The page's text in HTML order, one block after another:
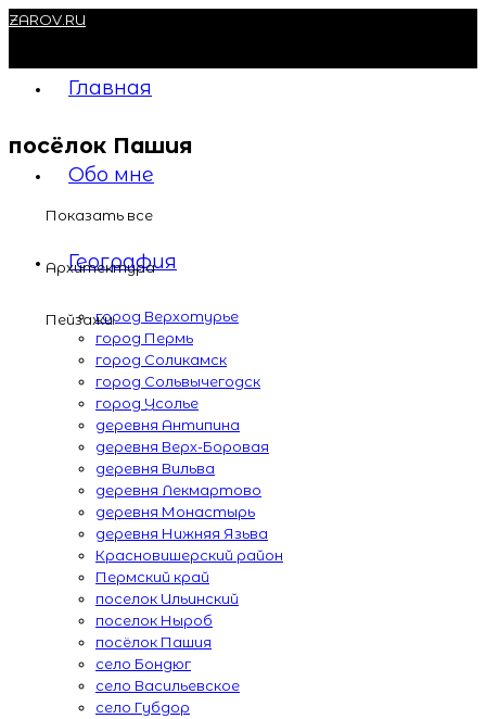
ZAROV.RU
Главная
Обо мне
География
город Верхотурье
город Пермь
город Соликамск
город Сольвычегодск
город Усолье
деревня Антипина
деревня Верх-Боровая
деревня Вильва
деревня Лекмартово
деревня Монастырь
деревня Нижняя Язьва
Красновишерский район
Пермский край
поселок Ильинский
поселок Ныроб
посёлок Пашия
село Бондюг
село Васильевское
село Губдор
посёлок Пашия
Показать все
Архитектура
Пейзажи